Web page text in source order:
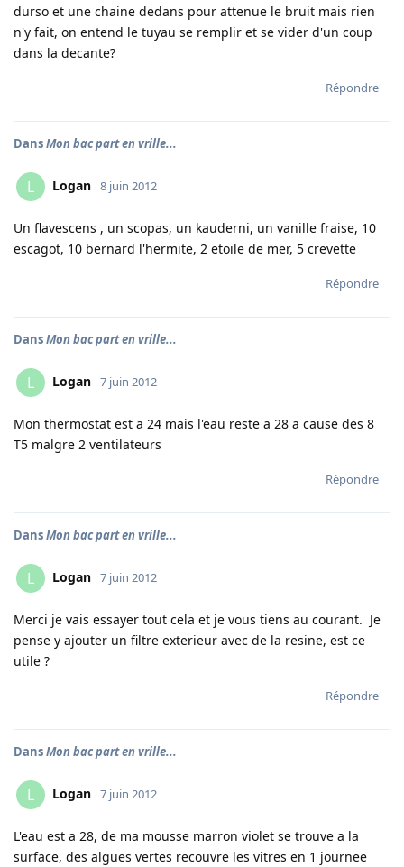
durso et une chaine dedans pour attenue le bruit mais rien
n'y fait, on entend le tuyau se remplir et se vider d'un coup
dans la decante?
Répondre
DansMon bac part en vrille...
L Logan 8 juin 2012
Un flavescens , un scopas, un kauderni, un vanille fraise, 10
escagot, 10 bernard l'hermite, 2 etoile de mer, 5 crevette
Répondre
DansMon bac part en vrille...
L Logan 7 juin 2012
Mon thermostat est a 24 mais l'eau reste a 28 a cause des 8
T5 malgre 2 ventilateurs
Répondre
DansMon bac part en vrille...
L Logan 7 juin 2012
Merci je vais essayer tout cela et je vous tiens au courant. Je
pense y ajouter un filtre exterieur avec de la resine, est ce
utile ?
Répondre
DansMon bac part en vrille...
L Logan 7 juin 2012
L'eau est a 28, de ma mousse marron violet se trouve a la
surface, des algues vertes recouvre les vitres en 1 journee